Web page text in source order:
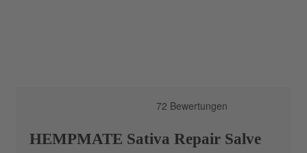
HEMPMATE Sativa Repair Salve